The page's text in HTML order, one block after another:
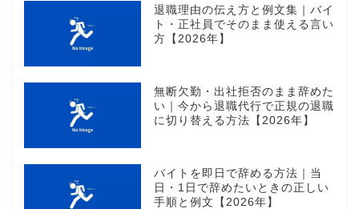
退職理由の伝え方と例文集｜バイ
ト・正社員でそのまま使える言い
方【2026年】
無断欠勤・出社拒否のまま辞めた
い｜今から退職代行で正規の退職
に切り替える方法【2026年】
バイトを即日で辞める方法｜当
日・1日で辞めたいときの正しい
手順と例文【2026年】